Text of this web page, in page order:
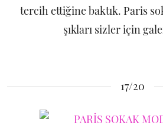
tercih ettiğine baktık. Paris
şıkları sizler için
17/20